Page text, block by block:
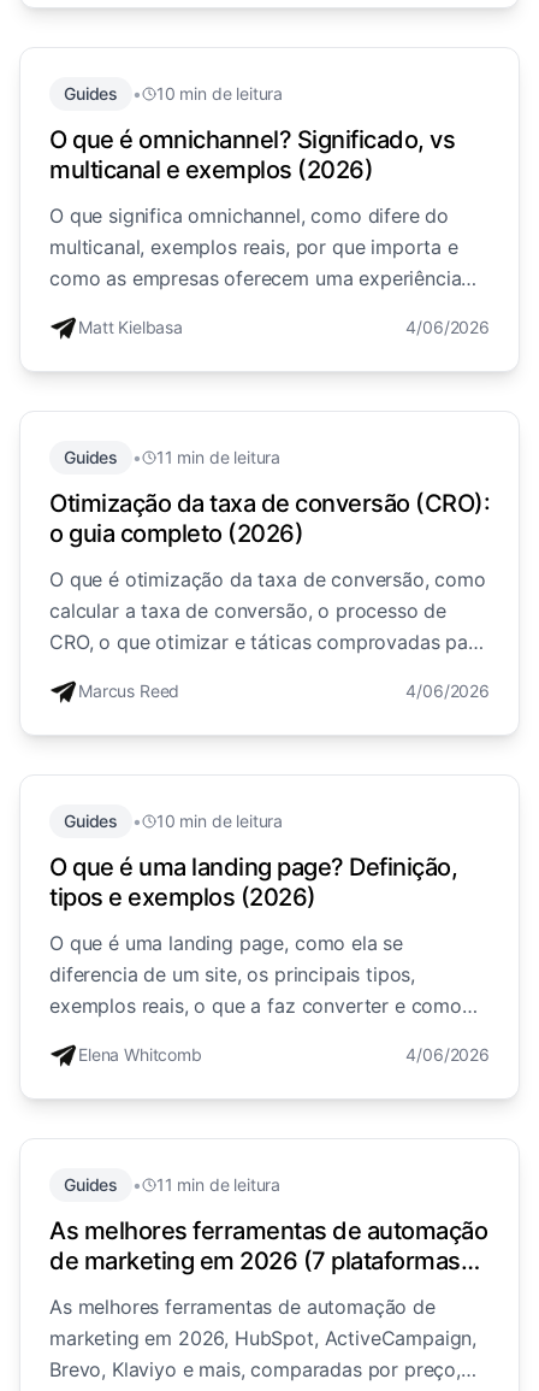
Guides • 10 min de leitura
O que é omnichannel? Significado, vs
multicanal e exemplos (2026)
O que significa omnichannel, como difere do
multicanal, exemplos reais, por que importa e
como as empresas oferecem uma experiência
Matt Kielbasa 4/06/2026
Guides • 11 min de leitura
Otimização da taxa de conversão (CRO):
o guia completo (2026)
O que é otimização da taxa de conversão, como
calcular a taxa de conversão, o processo de
CRO, o que otimizar e táticas comprovadas para
tráfego existente.
Marcus Reed 4/06/2026
Guides • 10 min de leitura
O que é uma landing page? Definição,
tipos e exemplos (2026)
O que é uma landing page, como ela se
diferencia de um site, os principais tipos,
exemplos reais, o que a faz converter e como
Elena Whitcomb 4/06/2026
Guides • 11 min de leitura
As melhores ferramentas de automação
de marketing em 2026 (7 plataformas
As melhores ferramentas de automação de
marketing em 2026, HubSpot, ActiveCampaign,
Brevo, Klaviyo e mais, comparadas por preço,